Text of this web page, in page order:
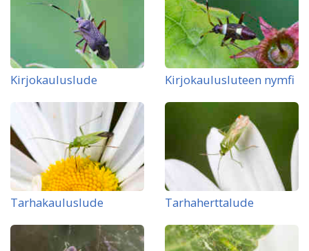
Kirjokauluslude Kirjokaulusluteen nymfi
Tarhakauluslude Tarhaherttalude